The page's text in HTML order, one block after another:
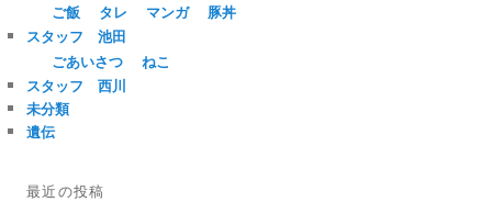
ご飯
タレ マンガ
豚丼
スタッフ 池田
ごあいさつ
ねこ
スタッフ 西川
未分類
遺伝
最近の投稿